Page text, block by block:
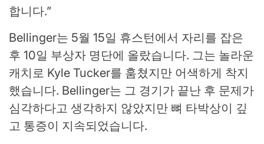
합니다.”
Bellinger는 5월 15일 휴스턴에서 자리를 잡은
후 10일 부상자 명단에 올랐습니다. 그는 놀라운
캐치로 Kyle Tucker를 훔쳤지만 어색하게 착지
했습니다. Bellinger는 그 경기가 끝난 후 문제가
심각하다고 생각하지 않았지만 뼈 타박상이 깊
고 통증이 지속되었습니다.